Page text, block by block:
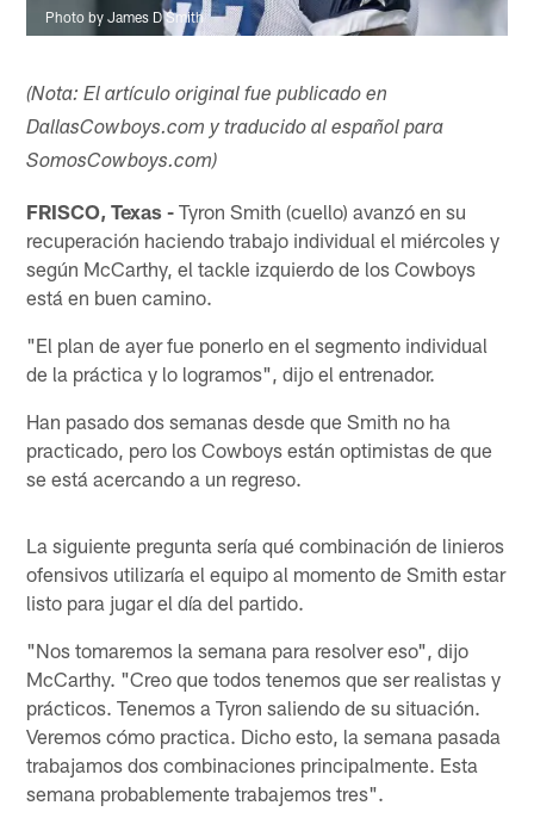
Photo by James D Smith
(Nota: El artículo original fue publicado en
DallasCowboys.com y traducido al español para
SomosCowboys.com)
FRISCO, Texas - Tyron Smith (cuello) avanzó en su
recuperación haciendo trabajo individual el miércoles y
según McCarthy, el tackle izquierdo de los Cowboys
está en buen camino.
"El plan de ayer fue ponerlo en el segmento individual
de la práctica y lo logramos", dijo el entrenador.
Han pasado dos semanas desde que Smith no ha
practicado, pero los Cowboys están optimistas de que
se está acercando a un regreso.
La siguiente pregunta sería qué combinación de linieros
ofensivos utilizaría el equipo al momento de Smith estar
listo para jugar el día del partido.
"Nos tomaremos la semana para resolver eso", dijo
McCarthy. "Creo que todos tenemos que ser realistas y
prácticos. Tenemos a Tyron saliendo de su situación.
Veremos cómo practica. Dicho esto, la semana pasada
trabajamos dos combinaciones principalmente. Esta
semana probablemente trabajemos tres".